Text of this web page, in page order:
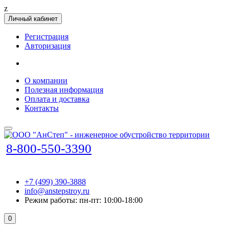
z
Личный кабинет
Регистрация
Авторизация
О компании
Полезная информация
Оплата и доставка
Контакты
8-800-550-3390
+7 (499) 390-3888
info@anstepstroy.ru
Режим работы: пн-пт: 10:00-18:00
0